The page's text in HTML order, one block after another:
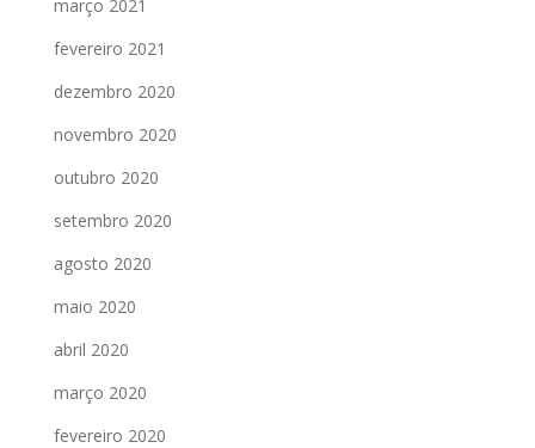
março 2021
fevereiro 2021
dezembro 2020
novembro 2020
outubro 2020
setembro 2020
agosto 2020
maio 2020
abril 2020
março 2020
fevereiro 2020